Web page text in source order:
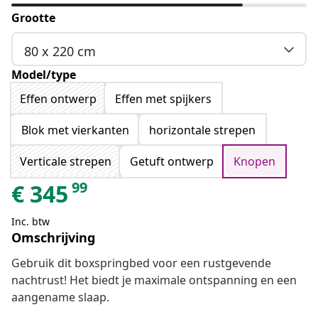
Grootte
80 x 220 cm
Model/type
Effen ontwerp
Effen met spijkers
Blok met vierkanten
horizontale strepen
Verticale strepen
Getuft ontwerp Knopen
€ 345 99
Inc. btw
Omschrijving
Gebruik dit boxspringbed voor een rustgevende
nachtrust! Het biedt je maximale ontspanning en een
aangename slaap.